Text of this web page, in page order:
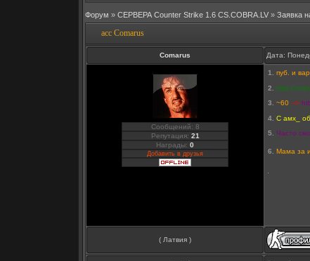
Форум » СЕРВЕРА Counter Strike 1.6 CS.COBRA.LV » Заявка
acc Comarus
Comarus Дата:
Сообщений: 8
Репутация: 21
Награды: 0
Добавить в друзья
1. пуб. и
2.
http://
3. ~60 -->
4. С амх_
5. Часто
6. Мама за
( Латвия )